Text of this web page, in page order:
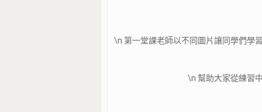
\n 第一堂課老師以不同圖片讓同學們學
\n 幫助大家從練習